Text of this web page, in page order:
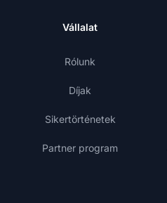
Vállalat
Rólunk
Díjak
Sikertörténetek
Partner program